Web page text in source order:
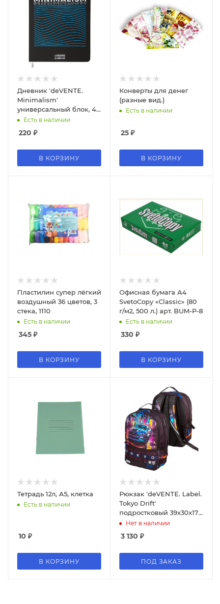
Дневник 'deVENTE.
Minimalism'
универсальный блок, 48
листов, белая бумага 80
Есть в наличии
220 ₽
В КОРЗИНУ
Конверты для денег
(разные вид.)
Есть в наличии
25 ₽
В КОРЗИНУ
Пластилин супер лёгкий
воздушный 36 цветов, 3
стека, 1110
Есть в наличии
345 ₽
В КОРЗИНУ
Офисная бумага А4
SvetoCopy «Classic» (80
г/м2, 500 л.) арт. BUM-P-8
Есть в наличии
330 ₽
В КОРЗИНУ
Тетрадь 12л, А5, клетка
Есть в наличии
10 ₽
В КОРЗИНУ
Рюкзак 'deVENTE. Label.
Tokyo Drift'
подростковый 39x30x17
см (19 л) вес 750 г,
Нет в наличии
3 130 ₽
ПОД ЗАКАЗ